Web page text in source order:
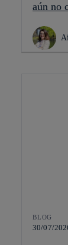
aún no
BLOG
30/07/